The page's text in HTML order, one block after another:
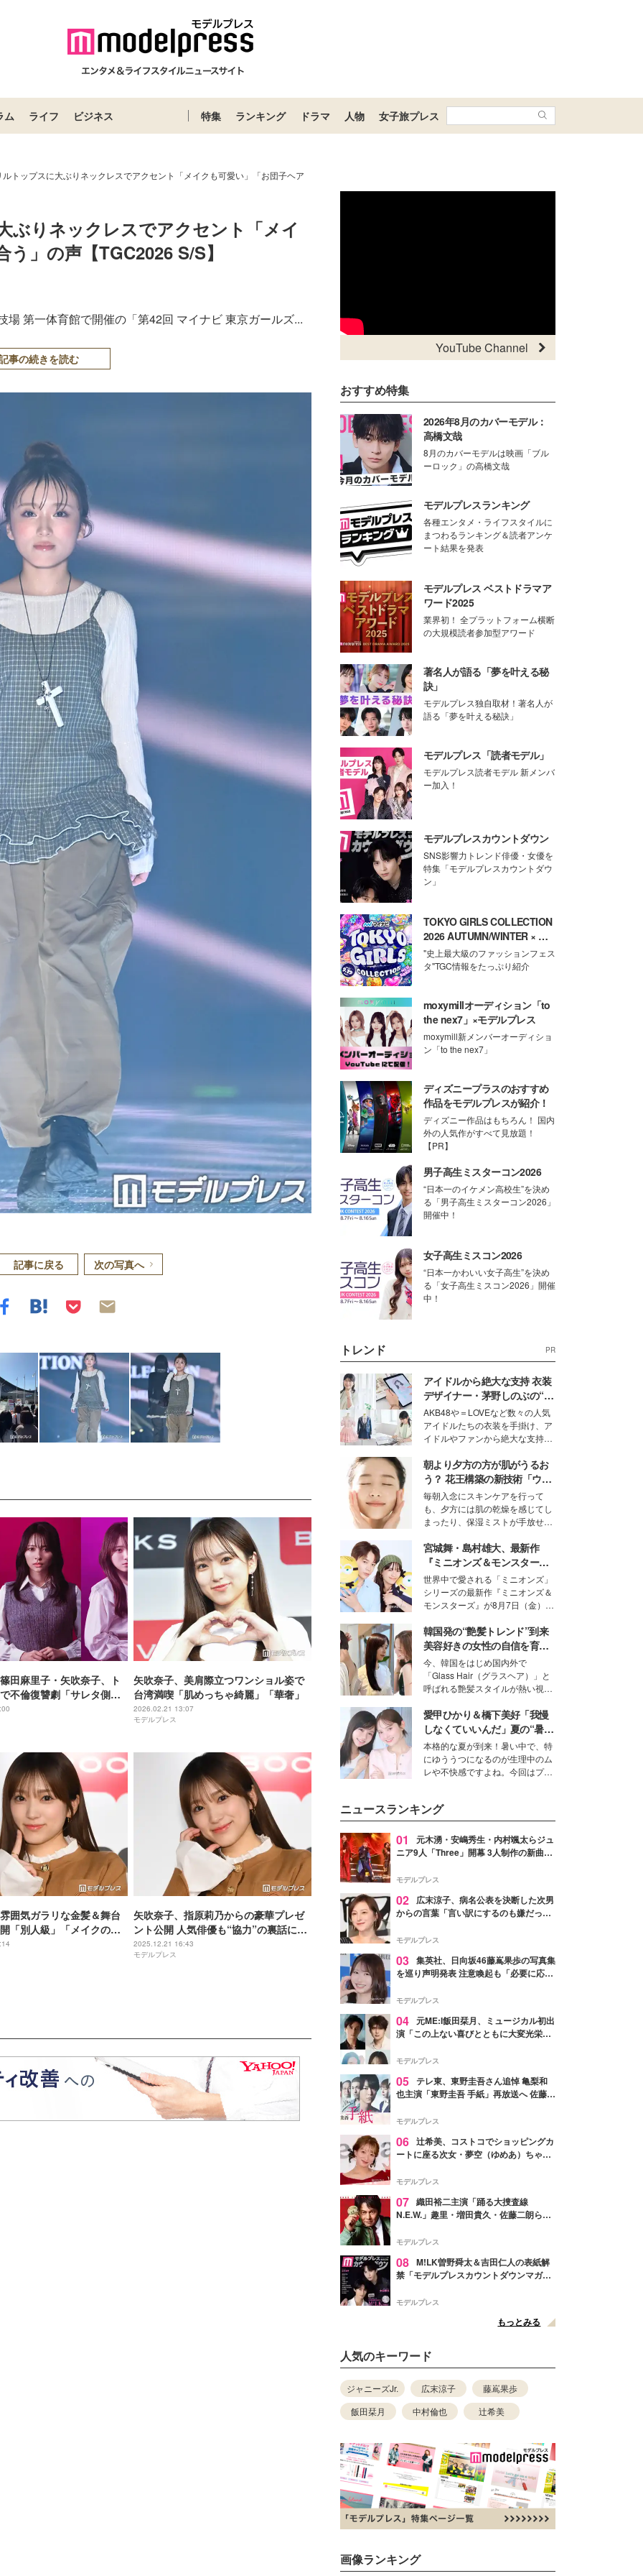
ム ライフ ビジネス 特集 ランキング ドラマ 人物 女子旅プレス
トップスに大ぶりネックレスでアクセント「メイクも可愛い」「お団子ヘア
ぶりネックレスでアクセント「メイ
」の声【TGC2026 S/S】
第一体育館で開催の「第42回 マイナビ 東京ガールズ...
事の続きを読む
記事に戻る 次の写真へ
田麻里子・矢吹奈子、ト
不倫復讐劇「サレタ側の
結んだ妻たち～」実写ド
矢吹奈子、美肩際立つワンショル姿で
台湾満喫「肌めっちゃ綺麗」「華奢」
2026.02.21 13:07
モデルプレス
囲気ガラリな金髪＆舞台
「別人級」「メイクの腕
反響
矢吹奈子、指原莉乃からの豪華プレゼ
ント公開 人気俳優も“協力”の裏話に反
響「さしなこの絆に涙」「愛で溢れて
る」
2025.12.21 16:43
モデルプレス
YouTube Channel
おすすめ特集
2026年8月のカバーモデル：
高橋文哉
8月のカバーモデルは映画「ブル
ーロック」の高橋文哉
モデルプレスランキング
各種エンタメ・ライフスタイルに
まつわるランキング＆読者アンケ
ート結果を発表
モデルプレス ベストドラマア
ワード2025
業界初！ 全プラットフォーム横断
の大規模読者参加型アワード
著名人が語る「夢を叶える秘
訣」
モデルプレス独自取材！著名人が
語る「夢を叶える秘訣」
モデルプレス「読者モデル」
モデルプレス読者モデル 新メンバ
ー加入！
モデルプレスカウントダウン
SNS影響力トレンド俳優・女優を
特集「モデルプレスカウントダウ
ン」
TOKYO GIRLS COLLECTION
2026 AUTUMN/WINTER × モ
デルプレス
"史上最大級のファッションフェス
タ"TGC情報をたっぷり紹介
moxymillオーディション「to
the nex7」×モデルプレス
moxymill新メンバーオーディショ
ン「to the nex7」
ディズニープラスのおすすめ
作品をモデルプレスが紹介！
ディズニー作品はもちろん！ 国内
外の人気作がすべて見放題！
【PR】
男子高生ミスターコン2026
“日本一のイケメン高校生”を決め
る「男子高生ミスターコン2026」
開催中！
女子高生ミスコン2026
“日本一かわいい女子高生”を決め
る「女子高生ミスコン2026」開催
中！
トレンド PR
アイドルから絶大な支持 衣装
デザイナー・茅野しのぶの“可
愛い”を作る美学＜「シチズン
クロスシー」インタビュー＞
AKB48や＝LOVEなど数々の人気
アイドルたちの衣装を手掛け、ア
イドルやファンから絶大な支持を
取締役兼クリエイティブディレク
ター・茅野しのぶ。一人ひとりの
個性に寄り添い、魅力を引き出す
衣装作りは、多くの女性たちに勇
気と自信を与え続けている。
朝より夕方の方が肌がうるお
う？ 花王構築の新技術「ウォ
ーターキャプチャリングスキ
ン（捕水肌）」がスキンケア
の常識を変える予感
毎朝入念にスキンケアを行って
も、夕方には肌の乾燥を感じてし
まったり、保湿ミストが手放せな
な美容の常識を大きく変える可能
性を秘めた、革新的な「Water
Capturing Skin（ウォーターキャ
プチャリングスキン：捕水肌）」
技術を、花王が構築した。
宮城舞・島村雄大、最新作
『ミニオンズ＆モンスター
ズ』の魅力熱弁 ハチャメチャ
だけじゃない“友情と絆”に感
動
世界中で愛される「ミニオンズ」
シリーズの最新作『ミニオンズ＆
モンスターズ』が8月7日（金）に
ニオン好き”という共通点を持つモ
デルの宮城舞と島村雄大の特別対
談をお届け！それぞれの視点か
ら、今作ならではの魅力や予想外
の感動をもたらす奥深いストーリ
ーについて熱く語り合ってもらっ
た。
韓国発の“艶髪トレンド”到来
美容好きの女性の自信を育む
「ヘアケア事情」って？
今、韓国をはじめ国内外で
「Glass Hair（グラスヘア）」と
呼ばれる艶髪スタイルが熱い視線
ションの完成度を高めるベースと
して、“髪そのものの美しさ”に改
めて注目する人が増えている様
子。今回は、そんな憧れの艶やか
な髪を日常で叶える、美容好きの
女性たちのヘアケア事情を紹介し
愛甲ひかり＆橋下美好「我慢
しなくていいんだ」夏の“暑さ
対策”の新しい選択肢とは？
本格的な夏が到来！暑い中で、特
にゆううつになるのが生理中のム
レや不快感ですよね。今回はプラ
好さんを迎えて本音で女子会トー
ク。猛暑のお出かけを快適に過ご
すヒントや、2人が感動した夏の
生理の新常識にも迫りました。
ニュースランキング
01
元木湧・安嶋秀生・内村颯太らジュ
ニア9人「Three」開幕 3人制作の新曲＆
進んで夢を掴みたい」【ゲネプロレポ】
モデルプレス
02
広末涼子、病名公表を決断した次男
からの言葉「言い訳にするのも嫌だっ
モデルプレス
03 集英社、日向坂46藤嶌果歩の写真集
を巡り声明発表 注意喚起も「必要に応じ
モデルプレス
04 元ME:I飯田栞月、ミュージカル初出
演「この上ない喜びとともに大変光栄」
ャスト発表
モデルプレス
05 テレ東、東野圭吾さん追悼 亀梨和
也主演「東野圭吾 手紙」再放送へ 佐藤隆
モデルプレス
06 辻希美、コストコでショッピングカ
ートに座る次女・夢空（ゆめあ）ちゃん
ぎ」「成長を感じる」の声
モデルプレス
07 織田裕二主演「踊る大捜査線
N.E.W.」趣里・増田貴久・佐藤二朗ら新
徴する“謎のキーワード”も
モデルプレス
08 M!LK曽野舜太＆吉田仁人の表紙解
禁「モデルプレスカウントダウンマガジ
モデルプレス
もっとみる
人気のキーワード
ジャニーズJr. 広末涼子
藤嶌果歩
飯田栞月
中村倫也 辻希美
画像ランキング